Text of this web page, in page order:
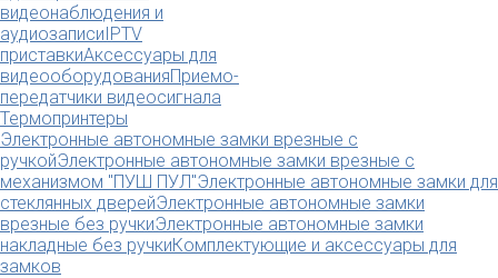
видеонаблюдения и
аудиозаписиIPTV
приставкиАксессуары для
видеооборудованияПриемо-
передатчики видеосигнала
Термопринтеры
Электронные автономные замки врезные с
ручкойЭлектронные автономные замки врезные с
механизмом "ПУШ ПУЛ"Электронные автономные замки для
стеклянных дверейЭлектронные автономные замки
врезные без ручкиЭлектронные автономные замки
накладные без ручкиКомплектующие и аксессуары для
замков